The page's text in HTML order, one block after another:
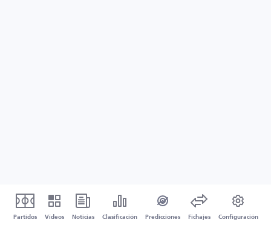
Partidos Vídeos Noticias Clasificación Predicciones Fichajes Configuración